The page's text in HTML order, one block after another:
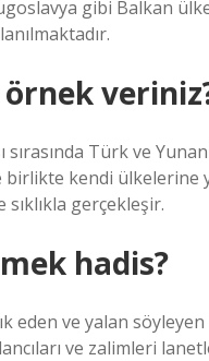
gibi Balkan
Türk ve
kendi ülkelerine
gerçekleşir.
hadis?
eden ve yalan
ve zalimleri